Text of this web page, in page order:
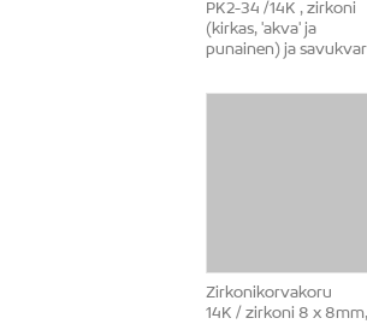
PK2-34 /14K , zirkoni
(kirkas, 'akva' ja
punainen) ja
Zirkonikorvakoru
14K / zirkoni 8 x 8mm,